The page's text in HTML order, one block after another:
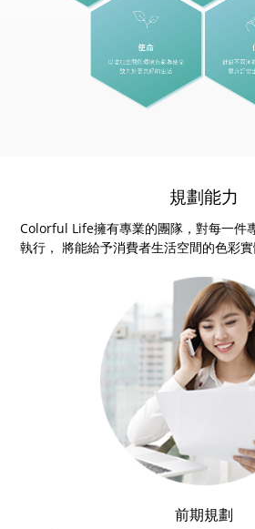
規劃能力
Colorful Life擁有專業的團隊，對每一件
執行， 將能給予消費者生活空間的色彩實
前期規劃